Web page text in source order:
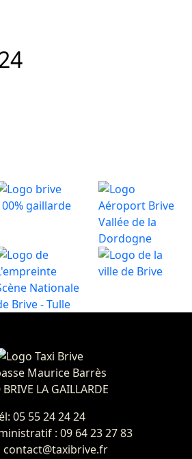
Maurice Barrès
LA GAILLARDE
05 55 24 24 24
: 09 64 23 27 83
contact@taxibrive.fr